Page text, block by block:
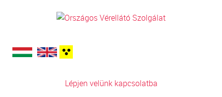
Lépjen velünk kapcsolatba